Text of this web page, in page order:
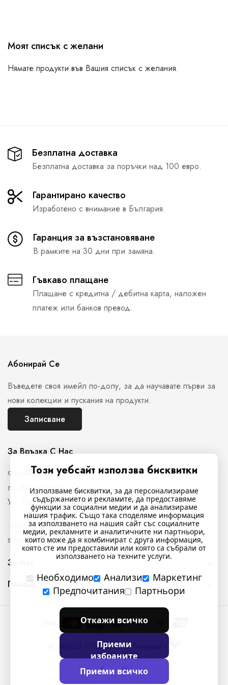
Моят списък с желани
Нямате продукти във Вашия списък с желания.
Безплатна доставка
Безплатна доставка за поръчки над 100 евро.
Гарантирано качество
Изработено с внимание в България.
Гаранция за възстановяване
В рамките на 30 дни при замяна.
Гъвкаво плащане
Плащане с кредитна / дебитна карта, наложен
платеж или банков превод.
За Връзка С Нас
Физически магазин
гр. Кюстендил,
Ул. Полковник Стефан Манов N26
+359897761716
shop@indigostyle.bg
За Нас
Помощ
Абонирай Се
Въведете своя имейл по-долу, за да научавате първи за
нови колекции и пускания на продукти.
Записване
© INDIGO STYLE 2025 От България с
Този уебсайт използва бисквитки
Използваме бисквитки, за да персонализираме
съдържанието и рекламите, да предоставяме
функции за социални медии и да анализираме
нашия трафик. Също така споделяме информация
за използването на нашия сайт със социалните
медии, рекламните и аналитичните ни партньори,
които може да я комбинират с друга информация,
която сте им предоставили или която са събрали от
използването на техните услуги.
Необходимо Анализи
Маркетинг
Предпочитания
Партньори
Откажи всичко
Приеми
избраните
Приеми всичко